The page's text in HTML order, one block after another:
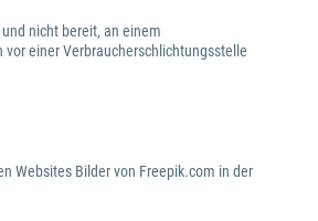
nicht bereit, an einem
einer Verbraucherschlichtungsstelle
Websites Bilder von Freepik.com in der